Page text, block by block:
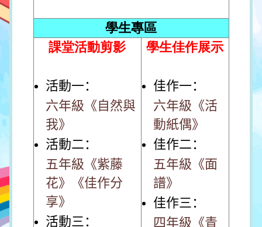
學生專區
課堂活動剪影
活動一：
六年級《自然與
我》
活動二：
五年級《紫藤
花》《佳作分
享》
活動三：
學生佳作展示
佳作一：
六年級《活
動紙偶》
佳作二：
五年級《面
譜》
佳作三：
四年級《青